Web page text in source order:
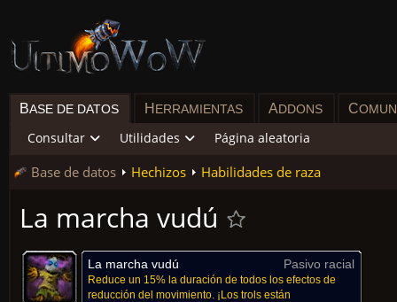
BASE DE DATOS H ERRAMIENTAS ADDONS C
Consultar Utilidades Página aleatoria
Base de datos Hechizos Habilidades de raza
La marcha vudú
La marcha vudú Pasivo racial
Reduce un 15% la duración de todos los efectos de
reducción del movimiento. ¡Los trols están